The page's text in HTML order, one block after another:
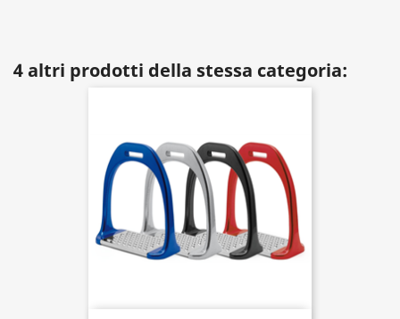
4 altri prodotti della stessa categoria: